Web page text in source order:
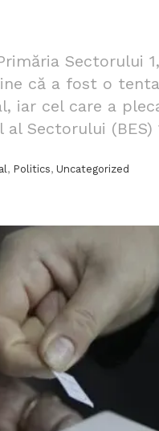
Sectorului
că a fost o
iar cel care a
Sectorului (BES)
, Politics, Uncategorized